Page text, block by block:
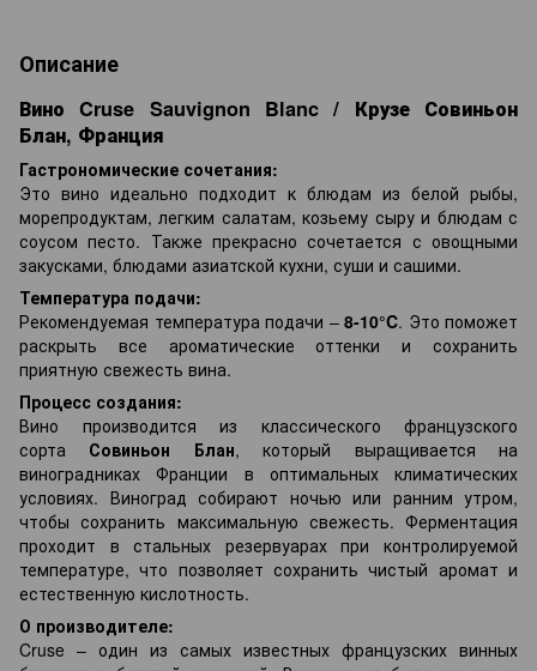
Описание
Вино Cruse Sauvignon Blanc / Крузе Совиньон
Блан, Франция
Гастрономические сочетания:
Это вино идеально подходит к блюдам из белой рыбы,
морепродуктам, легким салатам, козьему сыру и блюдам с
соусом песто. Также прекрасно сочетается с овощными
закусками, блюдами азиатской кухни, суши и сашими.
Температура подачи:
Рекомендуемая температура подачи – 8-10°C. Это поможет
раскрыть все ароматические оттенки и сохранить
приятную свежесть вина.
Процесс создания:
Вино производится из классического французского
сорта Совиньон Блан, который выращивается на
виноградниках Франции в оптимальных климатических
условиях. Виноград собирают ночью или ранним утром,
чтобы сохранить максимальную свежесть. Ферментация
проходит в стальных резервуарах при контролируемой
температуре, что позволяет сохранить чистый аромат и
естественную кислотность.
О производителе:
Cruse – один из самых известных французских винных